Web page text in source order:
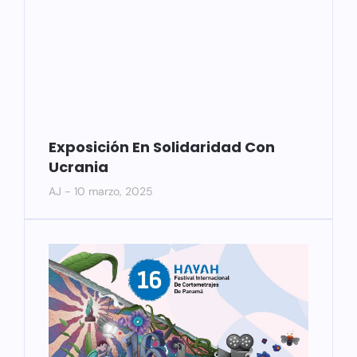
Exposición En Solidaridad Con
Ucrania
AJ 10 marzo, 2025